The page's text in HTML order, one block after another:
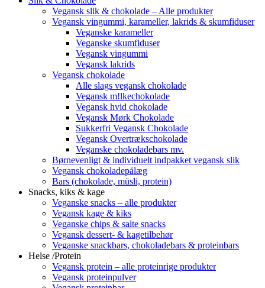
Vegansk slik & chokolade – Alle produkter
Vegansk vingummi, karameller, lakrids & skumfiduser
Veganske karameller
Veganske skumfiduser
Vegansk vingummi
Vegansk lakrids
Vegansk chokolade
Alle slags vegansk chokolade
Vegansk m!lkechokolade
Vegansk hvid chokolade
Vegansk Mørk Chokolade
Sukkerfri Vegansk Chokolade
Vegansk Overtrækschokolade
Veganske chokoladebars mv.
Børnevenligt & individuelt indpakket vegansk slik
Vegansk chokoladepålæg
Bars (chokolade, müsli, protein)
Snacks, kiks & kage
Veganske snacks – alle produkter
Vegansk kage & kiks
Veganske chips & salte snacks
Vegansk dessert- & kagetilbehør
Veganske snackbars, chokoladebars & proteinbars
Helse /Protein
Vegansk protein – alle proteinrige produkter
Vegansk proteinpulver